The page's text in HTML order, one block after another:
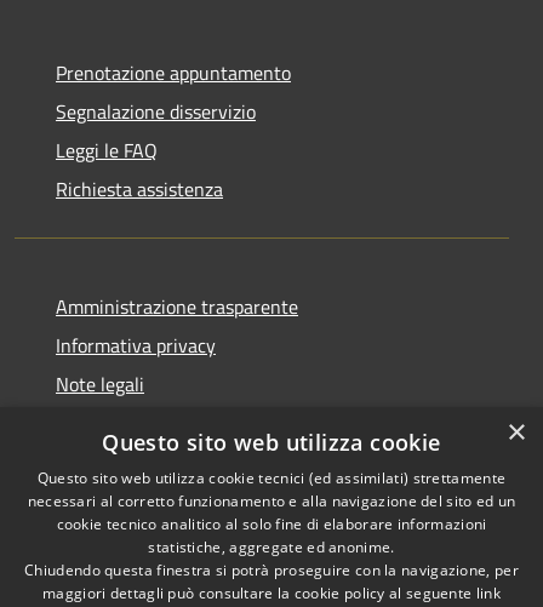
Prenotazione appuntamento
Segnalazione disservizio
Leggi le FAQ
Richiesta assistenza
Amministrazione trasparente
Informativa privacy
Note legali
Accessibilità
Copyright © 2026 • Comune di
Fontevivo • Powered by
×
Questo sito web utilizza cookie
Questo sito web utilizza cookie tecnici (ed assimilati) strettamente
necessari al corretto funzionamento e alla navigazione del sito ed un
cookie tecnico analitico al solo fine di elaborare informazioni
statistiche, aggregate ed anonime.
Chiudendo questa finestra si potrà proseguire con la navigazione, per
maggiori dettagli può consultare la cookie policy al seguente link